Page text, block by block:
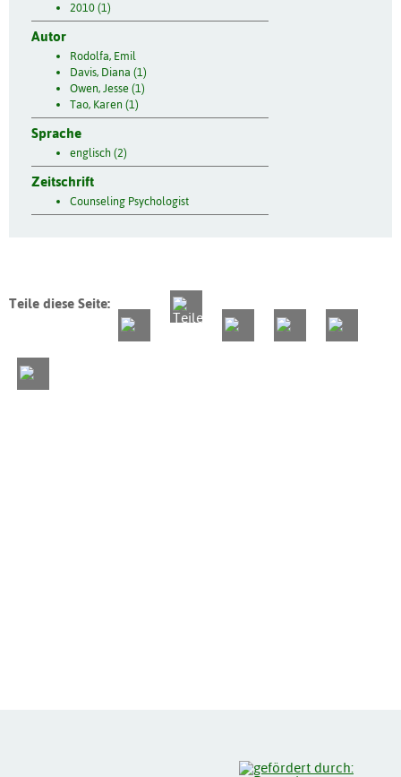
2010 (1)
Autor
Rodolfa, Emil
Davis, Diana (1)
Owen, Jesse (1)
Tao, Karen (1)
Sprache
englisch (2)
Zeitschrift
Counseling Psychologist
Teile diese Seite: